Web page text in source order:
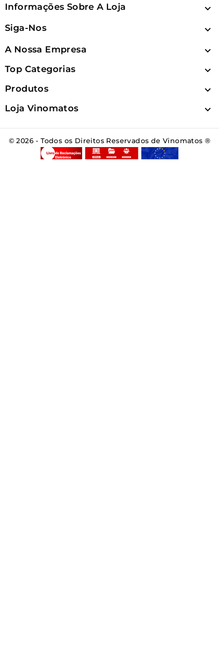
Informações Sobre A Loja 
Siga-Nos 
A Nossa Empresa 
Top Categorias 
Produtos 
Loja Vinomatos 
© 2026 - Todos os Direitos Reservados de Vinomatos ®